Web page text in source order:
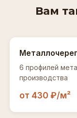
Вам
6 профилей
производства
от 430 ₽/м²